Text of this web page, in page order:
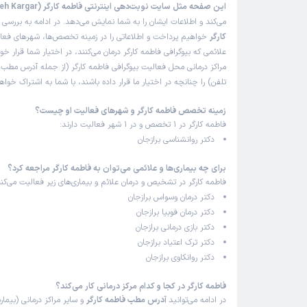
این پزشک را پیشنهاد میکنم
زمان انتظار:0-15 دقیقه
من یک خانم خانه دار بودم که یه جورایی افسردگی
اینکه هیچ کار مفیدی انجام نمیدم همیشه غصه
نفس و احساس قدرت دارم ، الهی شکر بابت روانشناس
علت مراجعه: درمان افسردگی و اختلالات خلقی
کاربر دکترتو (
1403/11/22
این پزشک را پیشنهاد میکنم
زمان انتظار:
من از وقتی که بهترین رفیقمو از دست دادم خیلی حالم
بهم معرفی کرد و الان توی سه جلسه حالم کلی بهتر شده
این صفحه مثل سایت نوبت‌دهی اینترنتی فاطمه کارگر (Fatemeh Kargar)
می‌کند و اطلاعات ایشان را به شما نمایش می‌دهد. در ادامه به بررسی
کارگر خواهیم پرداخت و اطلاعاتی را در زمینه تخصص‌ها، شهرهای
علائمی که بیوگرافی فاطمه کارگر درمان می‌کنند، در اختیار شما
مراکز درمانی محل فعالیت بیوگرافی فاطمه کارگر (از جمله آدرس
تلفن) را چنانچه در اختیار ما قرار داده باشند، با شما به اشتراک
زمینه تخصص فاطمه کارگر و شهرهای فعالیت او چیست؟
فاطمه کارگر در 1 تخصص و در 1 شهر فعالیت دارند:
دکتر روانشناسی برازجان
برای چه بیماری‌ها و علائمی می‌توان به فاطمه کارگر مراجعه کرد؟
فاطمه کارگر در تشخیص و درمان علائم و بیماری‌های زیر فعالیت
دکتر درمان وسواس برازجان
دکتر درمان فوبیا برازجان
دکتر بازی درمانی برازجان
دکتر ترک اعتیاد برازجان
دکتر روانکاوی برازجان
فاطمه کارگر در کجا و کدام مرکز درمانی کار می‌کند؟
در ادامه می‌توانید آدرس مطب فاطمه کارگر و سایر مراکز درمانی